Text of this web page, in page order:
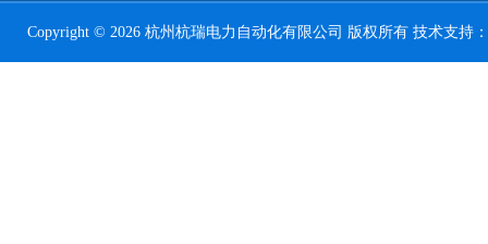
Copyright © 2026 杭州杭瑞电力自动化有限公司 版权所有 技术支持：